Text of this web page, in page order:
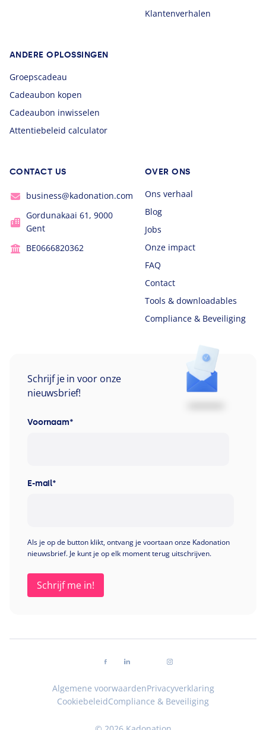
Klantenverhalen
ANDERE OPLOSSINGEN
Groepscadeau
Cadeaubon kopen
Cadeaubon inwisselen
Attentiebeleid calculator
CONTACT US
business@kadonation.com
Gordunakaai 61, 9000
Gent
BE0666820362
OVER ONS
Ons verhaal
Blog
Jobs
Onze impact
FAQ
Contact
Tools & downloadables
Compliance & Beveiliging
Schrijf je in voor onze
nieuwsbrief!
Voornaam*
E-mail*
Als je op de button klikt, ontvang je voortaan onze Kadonation
nieuwsbrief. Je kunt je op elk moment terug uitschrijven.
Algemene voorwaardenPrivacyverklaring
CookiebeleidCompliance & Beveiliging
Volg ons op facebook
Volg ons op linkedin
Volg ons op youtube
Volg ons op